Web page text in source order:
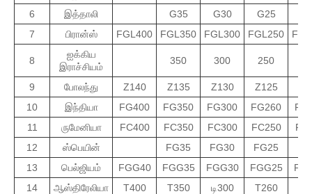
6
இத்தாலி G35 G30 G25
7
பிரான்ஸ் FGL400 FGL350 FGL300 FGL250
8
ஐக்கிய
இராச்சியம்
350 300 250
9 போலந்து Z140 Z135 Z130 Z125
10
இந்தியா FG400 FG350 FG300 FG260
11
ருமேனியா FC400 FC350 FC300 FC250
12
ஸ்பெயின் FG35 FG30 FG25
13
பெல்ஜியம் FGG40 FGG35 FGG30 FGG25
14
ஆஸ்திரேலியா T400 T350 டி300 T260